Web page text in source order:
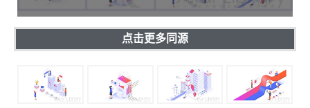
点击更多同源